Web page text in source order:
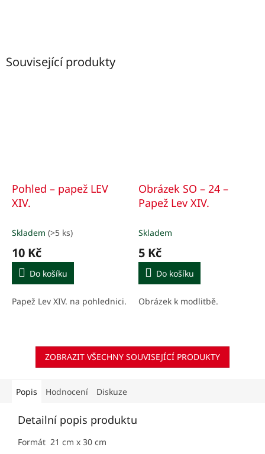
Související produkty
Pohled – papež LEV
XIV.
Skladem (>5 ks)
10 Kč
Do košíku
Papež Lev XIV. na pohlednici.
Obrázek SO – 24 –
Papež Lev XIV.
Skladem
5 Kč
Do košíku
Obrázek k modlitbě.
ZOBRAZIT VŠECHNY SOUVISEJÍCÍ PRODUKTY
Popis Hodnocení Diskuze
Detailní popis produktu
Formát 21 cm x 30 cm